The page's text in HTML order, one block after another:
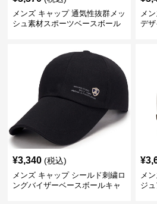
メンズ キャップ 通気性抜群メッ
シュ素材スポーツベースボール
メ
デ
¥3,340 (税込)
メンズ キャップ シールド刺繍ロ
ングバイザーベースボールキャ
¥
メ
ジ